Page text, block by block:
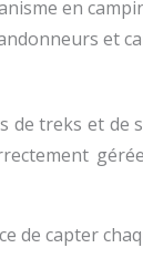
en
et
treks et de
de capter